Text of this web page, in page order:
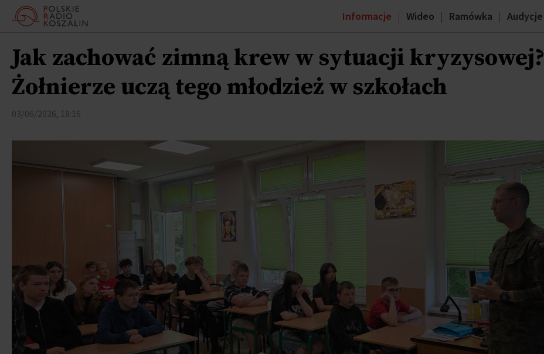
Informacje Wideo Ramówka Audycje
Jak zachować zimną krew w sytuacji kryzysowej?
ołnierze uczą tego młodzież w szkołach
03/06/2026, 18:16